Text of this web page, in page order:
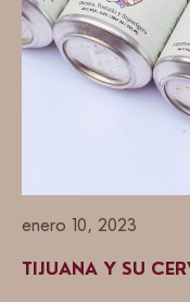
enero 10, 2023
TIJUANA Y SU